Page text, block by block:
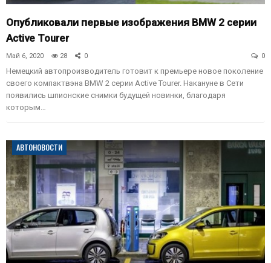
Опубликовали первые изображения BMW 2 серии
Active Tourer
Май 6, 2020 28 0 0
Немецкий автопроизводитель готовит к премьере новое поколение
своего компактвэна BMW 2 серии Active Tourer. Накануне в Сети
появились шпионские снимки будущей новинки, благодаря
которым…
АВТОНОВОСТИ